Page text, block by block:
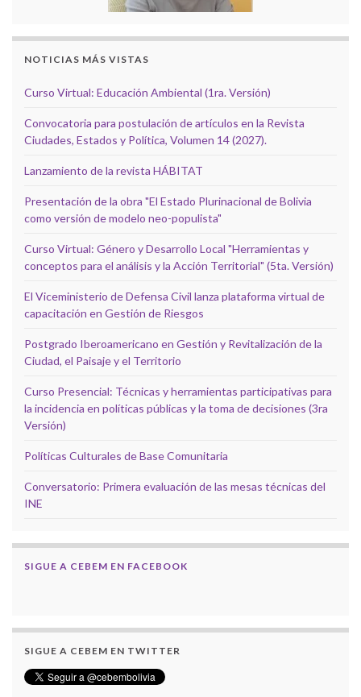
NOTICIAS MÁS VISTAS
Curso Virtual: Educación Ambiental (1ra. Versión)
Convocatoria para postulación de artículos en la Revista
Ciudades, Estados y Política, Volumen 14 (2027).
Lanzamiento de la revista HÁBITAT
Presentación de la obra "El Estado Plurinacional de Bolivia
como versión de modelo neo-populista"
Curso Virtual: Género y Desarrollo Local "Herramientas y
conceptos para el análisis y la Acción Territorial" (5ta. Versión)
El Viceministerio de Defensa Civil lanza plataforma virtual de
capacitación en Gestión de Riesgos
Postgrado Iberoamericano en Gestión y Revitalización de la
Ciudad, el Paisaje y el Territorio
Curso Presencial: Técnicas y herramientas participativas para
la incidencia en políticas públicas y la toma de decisiones (3ra
Versión)
Políticas Culturales de Base Comunitaria
Conversatorio: Primera evaluación de las mesas técnicas del
INE
SIGUE A CEBEM EN FACEBOOK
SIGUE A CEBEM EN TWITTER